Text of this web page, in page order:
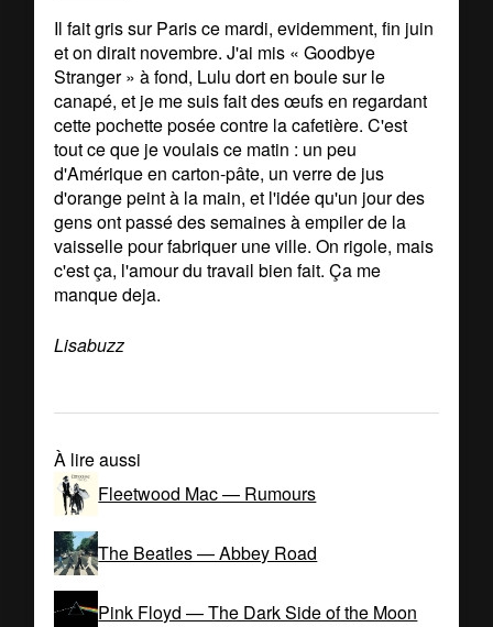
Il fait gris sur Paris ce mardi, evidemment, fin juin
et on dirait novembre. J'ai mis « Goodbye
Stranger » à fond, Lulu dort en boule sur le
canapé, et je me suis fait des œufs en regardant
cette pochette posée contre la cafetière. C'est
tout ce que je voulais ce matin : un peu
d'Amérique en carton-pâte, un verre de jus
d'orange peint à la main, et l'idée qu'un jour des
gens ont passé des semaines à empiler de la
vaisselle pour fabriquer une ville. On rigole, mais
c'est ça, l'amour du travail bien fait. Ça me
manque deja.
Lisabuzz
À lire aussi
Fleetwood Mac — Rumours
The Beatles — Abbey Road
Pink Floyd — The Dark Side of the Moon